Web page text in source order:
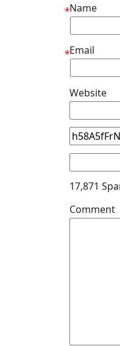
Name
*
Email
*
Website
17,871
Comment